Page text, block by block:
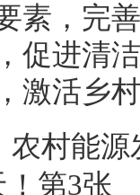
素，完
促进清
激活乡